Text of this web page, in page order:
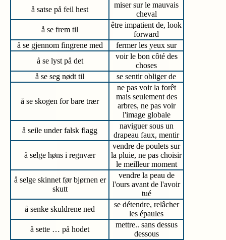
å satse på feil hest
miser sur le mauvais
cheval
å se frem til
être impatient de, look
forward
å se gjennom fingrene med
fermer les yeux sur
å se lyst på det
voir le bon côté des
choses
å se seg nødt til
se sentir obliger de
å se skogen for bare trær
ne pas voir la forêt
mais seulement des
arbres, ne pas voir
l'image globale
å seile under falsk flagg
naviguer sous un
drapeau faux, mentir
å selge høns i regnvær
vendre de poulets sur
la pluie, ne pas choisir
le meilleur moment
å selge skinnet før bjørnen er
skutt
vendre la peau de
l'ours avant de l'avoir
tué
å senke skuldrene ned
se détendre, relâcher
les épaules
å sette … på hodet
mettre.. sans dessus
dessous